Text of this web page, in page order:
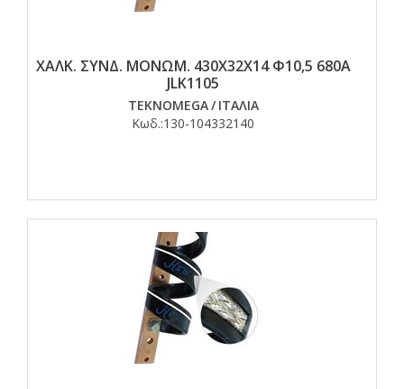
ΧΑΛΚ. ΣΥΝΔ. ΜΟΝΩΜ. 430Χ32Χ14 Φ10,5 680Α
JLK1105
TEKNOMEGA/ ΙΤΑΛΙΑ
Κωδ.:130-104332140